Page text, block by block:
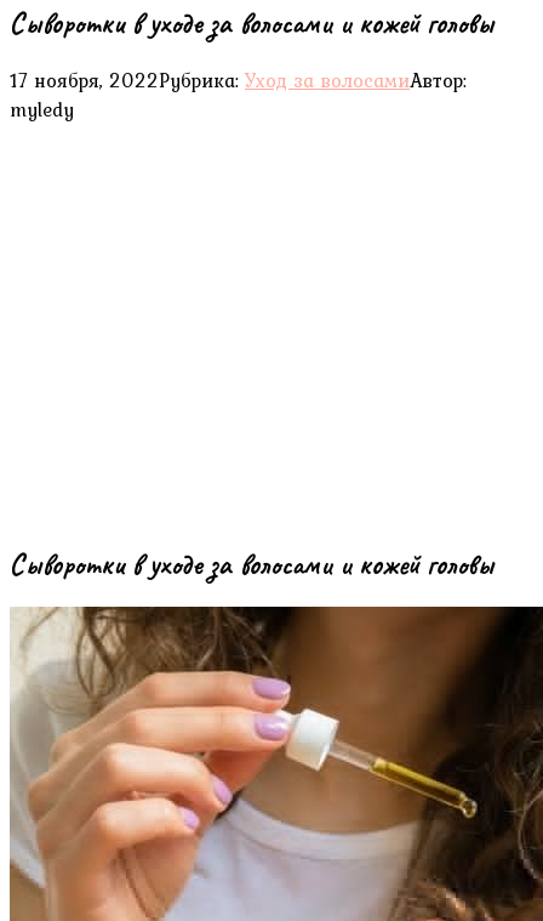
Сыворотки в уходе за волосами и кожей головы
17 ноября, 2022Рубрика: Уход за волосамиАвтор:
myledy
Сыворотки в уходе за волосами и кожей головы